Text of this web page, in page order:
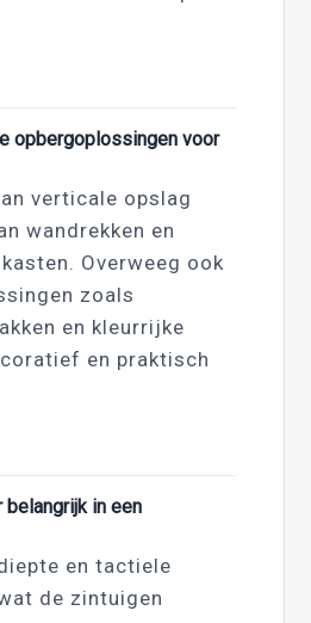
opbergoplossingen voor
verticale opslag
wandrekken en
Overweeg ook
zoals
en kleurrijke
en praktisch
belangrijk in een
en tactiele
de zintuigen